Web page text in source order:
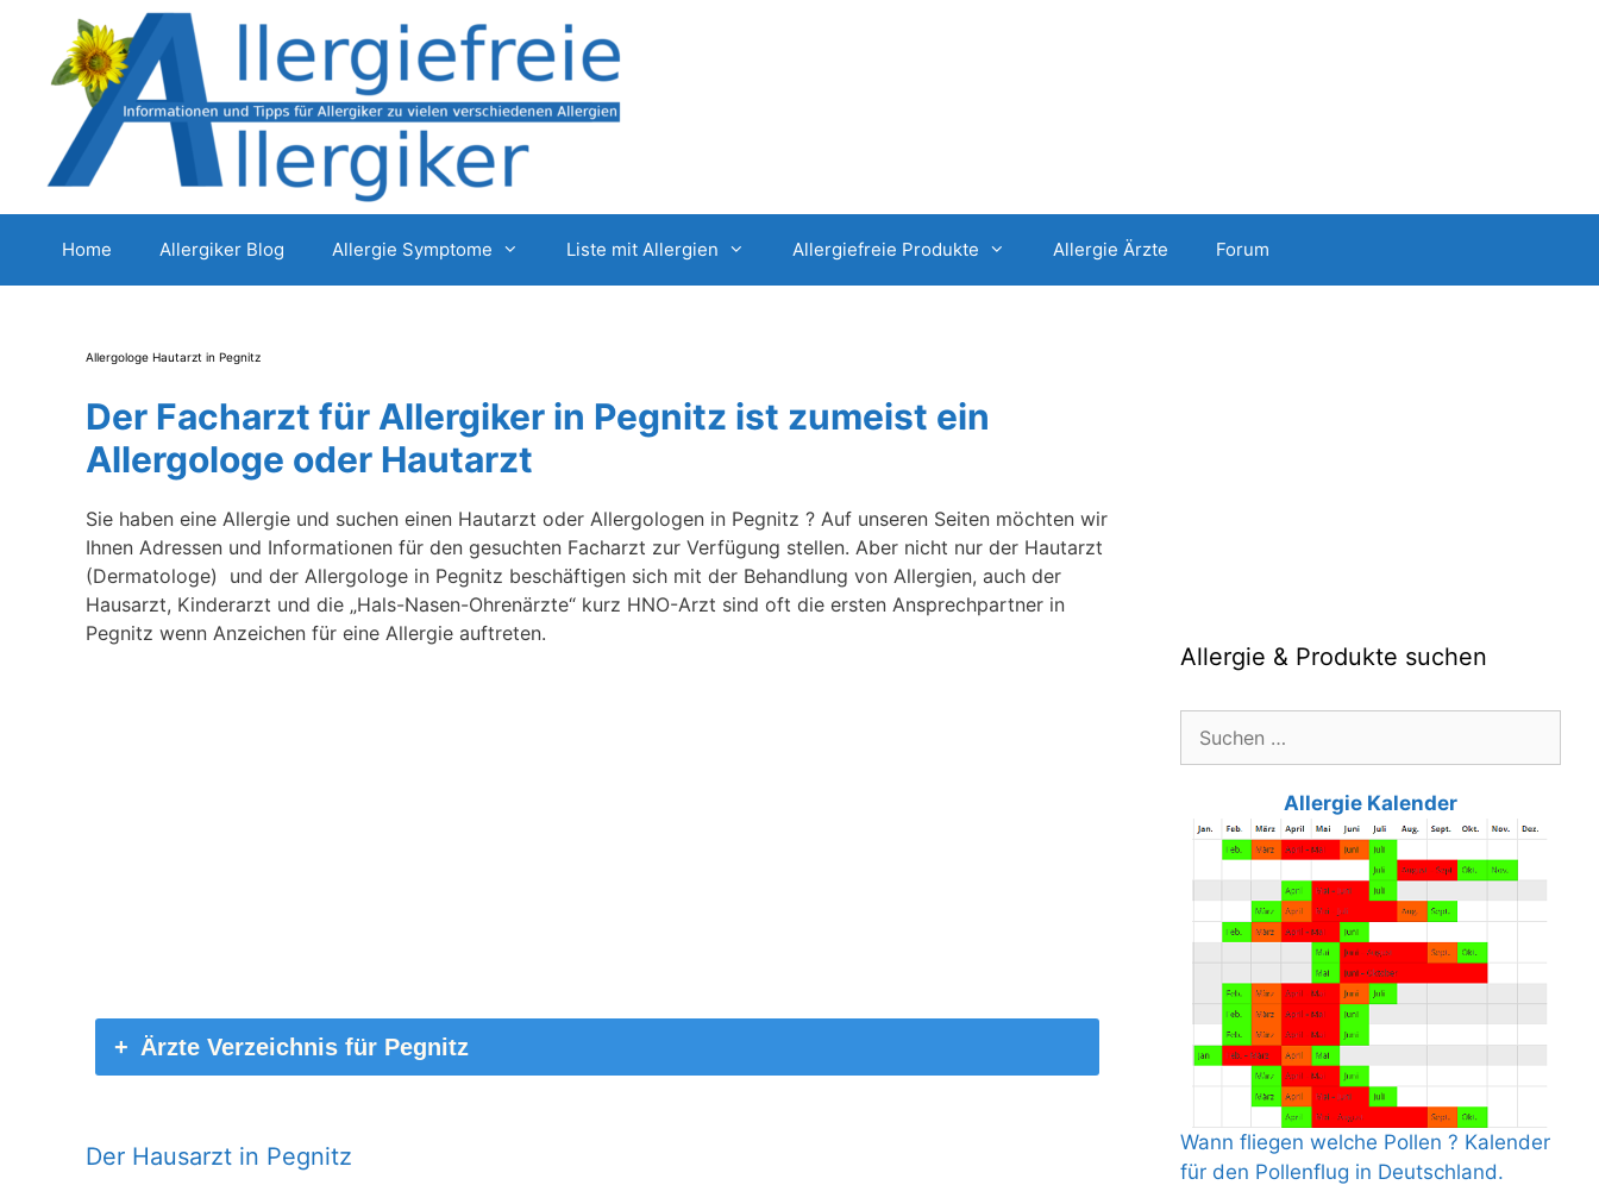
springen
Home Allergiker Blog Allergie Symptome Liste mit Allergien Allergiefreie Produkte Allergie Ärzte Forum
Allergologe Hautarzt in Pegnitz
Der Facharzt für Allergiker in Pegnitz ist zumeist ein
Allergologe oder Hautarzt
Sie haben eine Allergie und suchen einen Hautarzt oder Allergologen in Pegnitz ? Auf unseren Seiten möchten wir
Ihnen Adressen und Informationen für den gesuchten Facharzt zur Verfügung stellen. Aber nicht nur der Hautarzt
(Dermatologe) und der Allergologe in Pegnitz beschäftigen sich mit der Behandlung von Allergien, auch der
Hausarzt, Kinderarzt und die „Hals-Nasen-Ohrenärzte“ kurz HNO-Arzt sind oft die ersten Ansprechpartner in
Pegnitz wenn Anzeichen für eine Allergie auftreten.
Ärzte Verzeichnis für Pegnitz
Der Hausarzt in Pegnitz
Allergie & Produkte suchen
Allergie Kalender
Wann fliegen welche Pollen ? Kalender
für den Pollenflug in Deutschland.